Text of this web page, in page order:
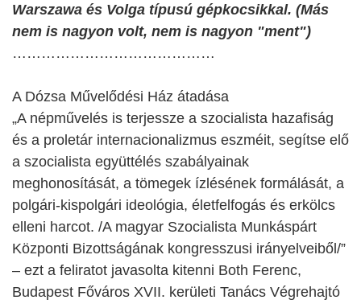
Warszawa és Volga típusú gépkocsikkal. (Más
nem is nagyon volt, nem is nagyon "ment")
……………………………………
A Dózsa Művelődési Ház átadása
„A népművelés is terjessze a szocialista hazafiság
és a proletár internacionalizmus eszméit, segítse elő
a szocialista együttélés szabályainak
meghonosítását, a tömegek ízlésének formálását, a
polgári-kispolgári ideológia, életfelfogás és erkölcs
elleni harcot. /A magyar Szocialista Munkáspárt
Központi Bizottságának kongresszusi irányelveiből/”
– ezt a feliratot javasolta kitenni Both Ferenc,
Budapest Főváros XVII. kerületi Tanács Végrehajtó